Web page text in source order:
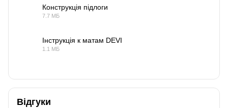
Конструкція підлоги
7.7 МБ
Інструкція к матам DEVI
1.1 МБ
Відгуки